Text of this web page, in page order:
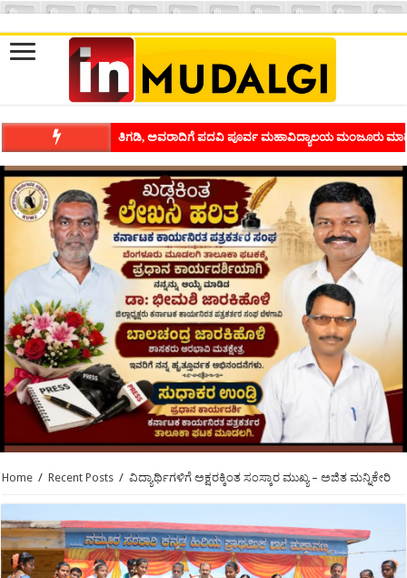
ಶಿವಾಪುರದಲ್ಲಿ ಕವಿಗೋಷ್ಠಿಯ ಸಂಭ್ರಮ ಭಾವನೆಗಳನ್ನು ಕಟ್ಟಿಕೊಡುವ
Home / Recent Posts / ವಿದ್ಯಾರ್ಥಿಗಳಿಗೆ ಅಕ್ಷರಕ್ಕಿಂತ ಸಂಸ್ಕಾರ ಮುಖ್ಯ – ಅಜಿತ ಮನ್ನಿಕೇರಿ